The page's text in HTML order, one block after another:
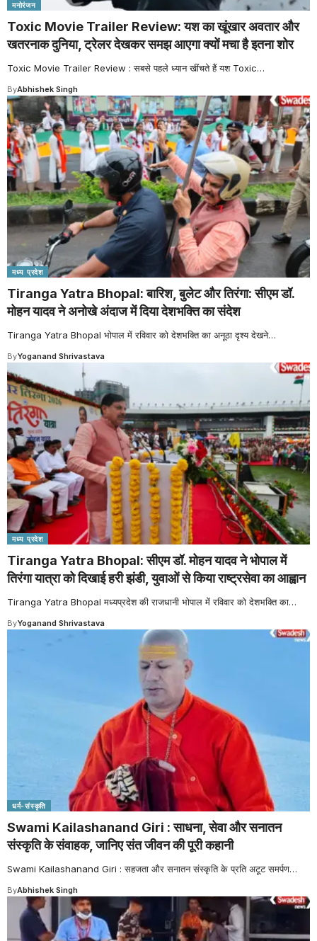
मनोरंजन
Toxic Movie Trailer Review: यश का खूंखार अवतार और
खतरनाक दुनिया, ट्रेलर देखकर समझ आएगा क्यों मचा है इतना शोर
Toxic Movie Trailer Review : सबसे पहले ध्यान खींचते हैं यश Toxic…
ByAbhishek Singh
मध्य प्रदेश
Tiranga Yatra Bhopal: बारिश, बुलेट और तिरंगा: सीएम डॉ.
मोहन यादव ने अनोखे अंदाज में दिया देशभक्ति का संदेश
Tiranga Yatra Bhopal भोपाल में रविवार को देशभक्ति का अनूठा दृश्य देखने…
ByYoganand Shrivastava
मध्य प्रदेश
Tiranga Yatra Bhopal: सीएम डॉ. मोहन यादव ने भोपाल में
तिरंगा यात्रा को दिखाई हरी झंडी, युवाओं से किया राष्ट्रसेवा का आह्वान
Tiranga Yatra Bhopal मध्यप्रदेश की राजधानी भोपाल में रविवार को देशभक्ति का…
ByYoganand Shrivastava
धर्म-संस्कृति
Swami Kailashanand Giri : साधना, सेवा और सनातन
संस्कृति के संवाहक, जानिए संत जीवन की पूरी कहानी
Swami Kailashanand Giri : सहजता और सनातन संस्कृति के प्रति अटूट समर्पण…
ByAbhishek Singh